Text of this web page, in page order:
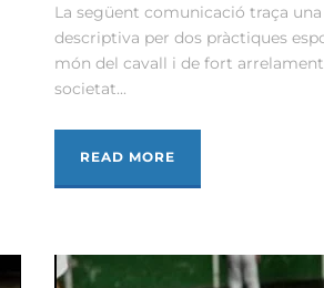
La següent comunicació traça
descriptiva per dos pràctiques
món del cavall i de fort
societat...
READ MORE